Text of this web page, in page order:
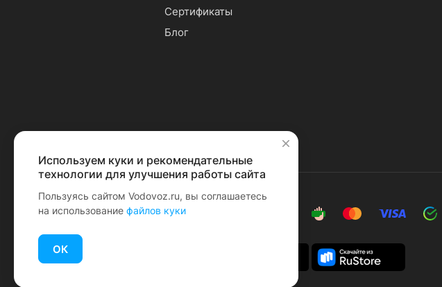
Сертификаты
Блог
© 2026 Водовоз.RU
✕
Используем куки и рекомендательные
технологии для улучшения работы сайта
Пользуясь сайтом Vodovoz.ru, вы соглашаетесь
на использование файлов куки
ОК